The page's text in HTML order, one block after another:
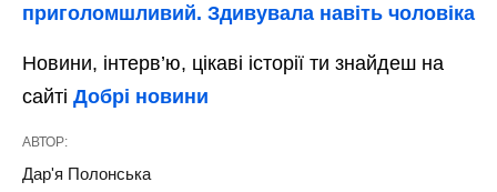
приголомшливий. Здивувала навіть чоловіка
Новини, інтерв’ю, цікаві історії ти знайдеш на
сайті Добрі новини
АВТОР:
Дар'я Полонська